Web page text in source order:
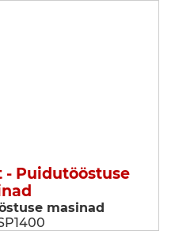
Puidutööstuse
masinad